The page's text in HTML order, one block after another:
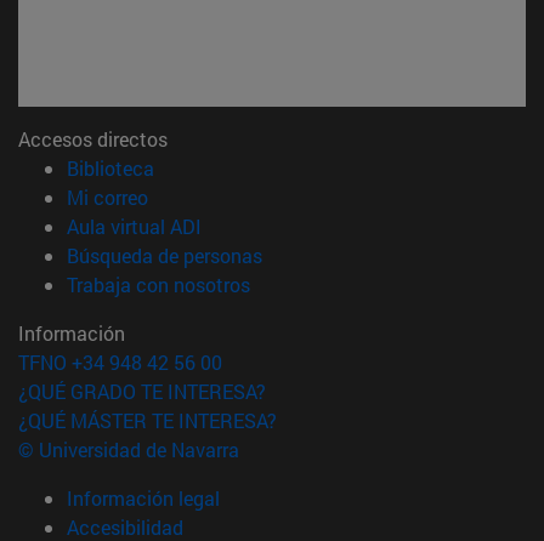
Accesos directos
Biblioteca
Mi correo(abre en nueva ventana)
Aula virtual ADI
Búsqueda de personas(abre en nueva ventana)
Trabaja con nosotros(abre en nueva ventana)
Información
TFNO +34 948 42 56 00
¿QUÉ GRADO TE INTERESA?
¿QUÉ MÁSTER TE INTERESA?
© Universidad de Navarra
Información legal
Accesibilidad